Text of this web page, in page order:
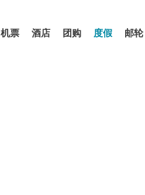
机票 酒店 团购 度假 邮轮